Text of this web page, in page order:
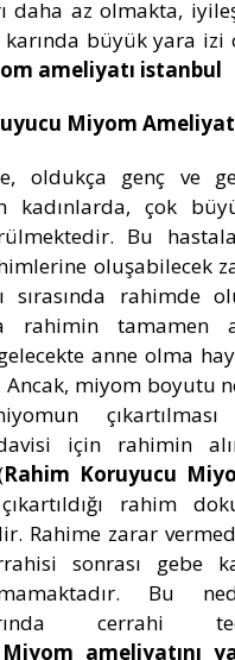
daha az olmakta,
büyük yara izi
ameliyatı istanbul
Miyom
oldukça genç ve
kadınlarda, çok
Bu
oluşabilecek
sırasında rahimde
rahimin tamamen
anne olma
miyom boyutu
için rahimin
Rahim Koruyucu
rahim
Rahime zarar
sonrası gebe
Bu
cerrahi
Miyom ameliyatını